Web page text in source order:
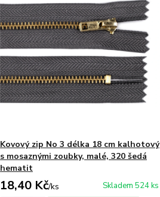
Kovový zip No 3 délka 18 cm kalhotový
s mosaznými zoubky, malé, 320 šedá
hematit
18,40 Kč/ks Skladem 524 ks